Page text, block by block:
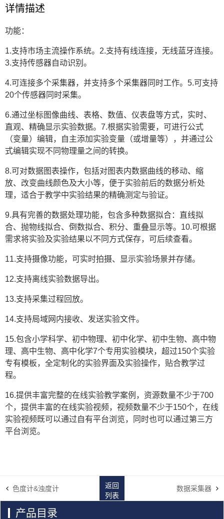
详情描述
功能：
1.支持市场主流操作系统。2.支持有线连接，无线蓝牙连接。
3.支持传感器自动识别。
4.可连接多个采集器，并支持多个采集器同时工作。5.可支持
20个传感器同时采集。
6.通过坐标图像曲线、表格、数值、仪表盘等方式，实时、
直观、精确显示实验数据。7.根据实验需要，可进行公式
（变量）编辑，自主添加实验变量（或增量等），并通过公
式编辑实现不同物理量之间的转换。
8.可对数据图表操作，包括对图表内数据曲线的移动、缩
放、改变曲线颜色及大小等，便于实验前后的数据分析处
理，适合于教学中实验结果的精确测定与验证。
9.具有完善的数据处理功能，包含多种数据拟合：直线拟
合、抛物线拟合、倒数拟合、积分、重叠显示等。10.可根据
需求将实验及实验结果以不同方式保存，可后续查看。
11.支持摄像功能，可实时拍摄、显示实验场景并存储。
12.支持离线实验数据导出。
13.支持采集过程回放。
14.支持局域网内接收、发送实验文件。
15.包含小学科学、初中物理、初中化学、初中生物、高中物
理、高中生物、高中化学7个专用实验模块，超过150个实验
专有模板，全定制化的实验界面及实验操作，贴合教学过
程。
16.提供丰富完整的在线实验教学案例，资源数量不少于700
个，提供丰富的在线实验视频，视频数量不少于150个，在线
实验视频既可以通过自有平台浏览，同时也可以通过第三方
平台浏览。
色度计&浊度计
返回
列表
数据采集器
产品目录